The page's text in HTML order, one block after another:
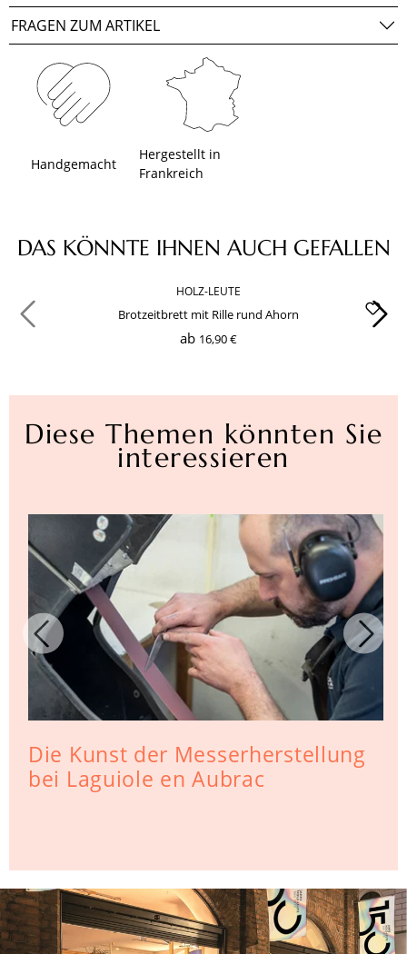
FRAGEN ZUM ARTIKEL
Handgemacht
Hergestellt in
Frankreich
Produktgalerie überspringen
DAS KÖNNTE IHNEN AUCH GEFALLEN
HOLZ-LEUTE
Brotzeitbrett mit Rille rund Ahorn
ab 16,90 €
Diese Themen könnten Sie
interessieren
Die Kunst der Messerherstellung
bei Laguiole en Aubrac